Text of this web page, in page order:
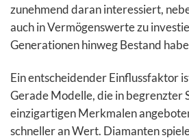
zunehmend daran interessiert,
auch in Vermögenswerte zu
Generationen hinweg Bestand
Ein entscheidender Einflussfaktor
Gerade Modelle, die in begrenzter
einzigartigen Merkmalen
schneller an Wert. Diamanten